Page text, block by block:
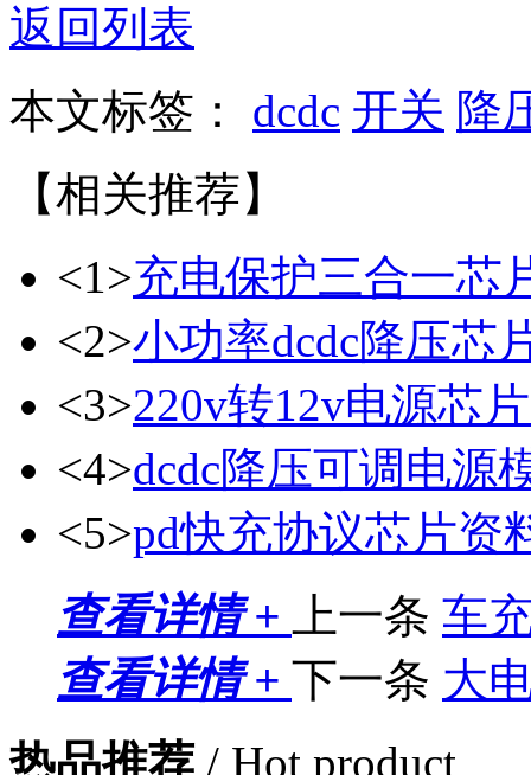
返回列表
本文标签： dcdc 开关 降
【相关推荐】
<1>充电保护三合一芯
<2>小功率dcdc降压芯
<3>220v转12v电源芯片
<4>dcdc降压可调电源
<5>pd快充协议芯片资
查看详情 +
上一条 车
查看详情 + 下一条 大
热品推荐 / Hot product